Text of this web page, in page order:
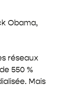
Obama,
réseaux
550 %
Mais